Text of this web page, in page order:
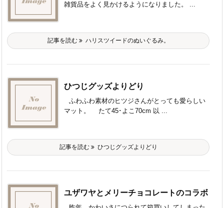
雑貨品をよく見かけるようになりました。 ...
記事を読む ハリスツイードのぬいぐるみ。
ひつじグッズよりどり
ふわふわ素材のヒツジさんがとっても愛らしい
マット。 たて45･よこ70cm 以 ...
記事を読む ひつじグッズよりどり
ユザワヤとメリーチョコレートのコラボ